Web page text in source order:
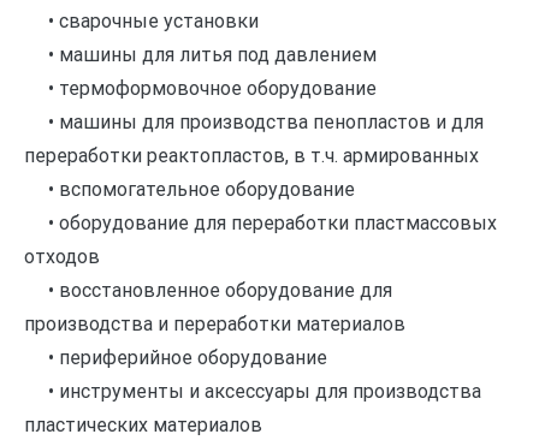
• сварочные установки
• машины для литья под давлением
• термоформовочное оборудование
• машины для производства пенопластов и для
переработки реактопластов, в т.ч. армированных
• вспомогательное оборудование
• оборудование для переработки пластмассовых
отходов
• восстановленное оборудование для
производства и переработки материалов
• периферийное оборудование
• инструменты и аксессуары для производства
пластических материалов